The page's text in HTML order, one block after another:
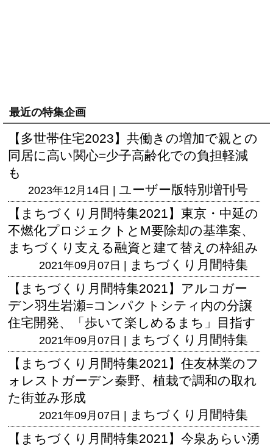
最近の特集企画
【多世帯住宅2023】共働きの増加で親との
同居に高い関心=少子高齢化での負担軽減
も
2023年12月14日 | ユーザー版特別増刊号
【まちづくり月間特集2021】東京・中延の
不燃化プロジェクトとM要除却の基準案、
まちづくり支える融資と建て替えの枠組み
2021年09月07日 | まちづくり月間特集
【まちづくり月間特集2021】アルコガー
デン羽生岩瀬=コンパクトシティ内の分譲
住宅開発、「歩いて楽しめるまち」目指す
2021年09月07日 | まちづくり月間特集
【まちづくり月間特集2021】住友林業のフ
ォレストガーデン秦野、植栽で調和の取れ
た街並み形成
2021年09月07日 | まちづくり月間特集
【まちづくり月間特集2021】今泉あらい湧